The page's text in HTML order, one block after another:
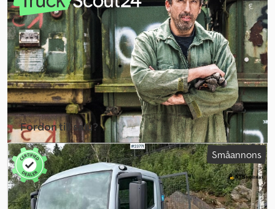
Radio/CD Klimatanläggning/AC Crjdpfxjzqrvpo Aclof Service
utförd på lokal verkstad Omgående leverans Beskrivning: Renault
T460 6x2 dragbil. Omgående leverans. Km: 720000 Hk: 469
Besiktigad: Ja EU-godkänd till: 07.09.2026 Egenvikt: 8697 kg
Totalvikt: 27000 kg Lastkapacitet: 18303 kg Bredd: 253,4 cm Längd:
694 cm Euro: 6 Modell: T460 Dragbil. EU-godkänd! Växellåda:
Automat = Ytterligare information = Kontakta ATS Norway för mer
information.
Fordon till salu?
Skapa annons Småannons